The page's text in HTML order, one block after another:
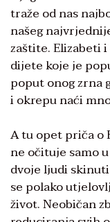
traže od nas
našeg
zaštite. Elizabeti
dijete koje je
poput onog zrna
i okrepu naći
A tu opet priča o
ne očituje samo
dvoje ljudi
se polako
život. Neobičan